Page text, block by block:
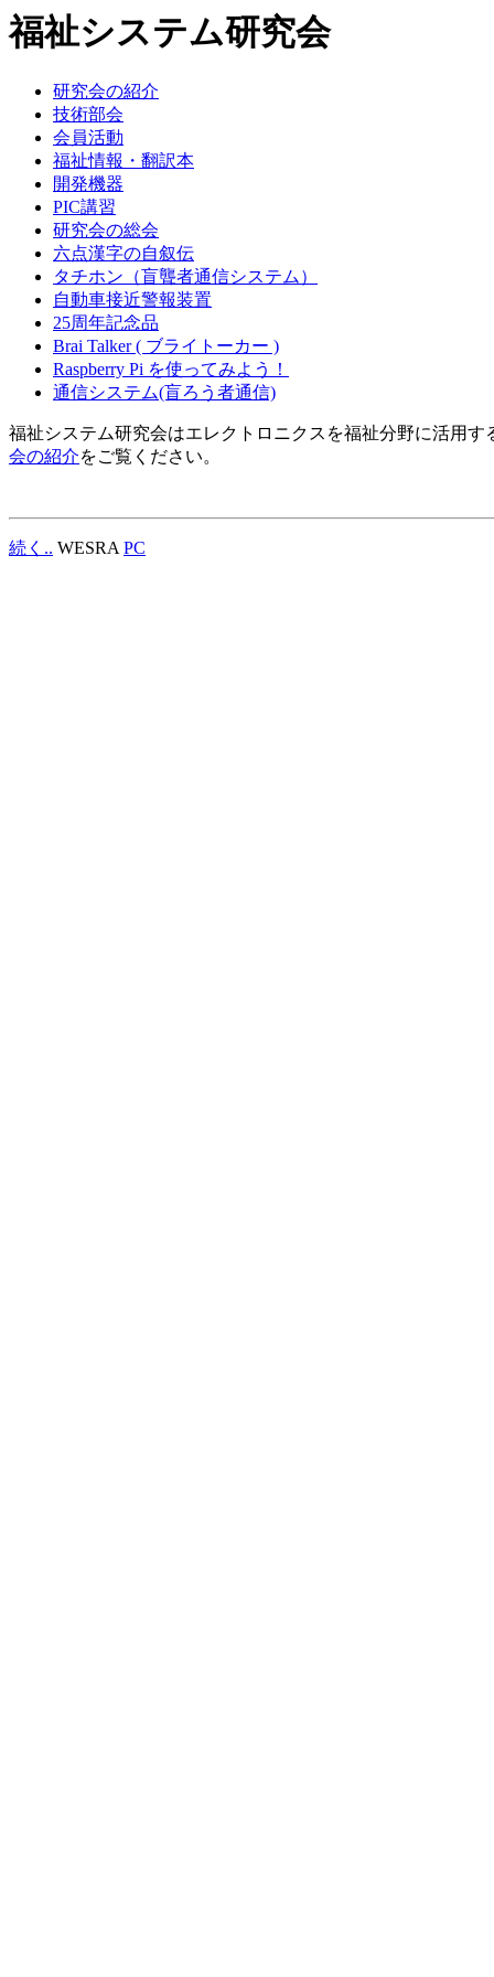
福祉システム研究会
研究会の紹介
技術部会
会員活動
福祉情報・翻訳本
開発機器
PIC講習
研究会の総会
六点漢字の自叙伝
タチホン（盲聾者通信システム）
自動車接近警報装置
25周年記念品
Brai Talker ( ブライトーカー )
Raspberry Pi を使ってみよう！
通信システム(盲ろう者通信)
福祉システム研究会はエレクトロニクスを福祉分野に活用
会の紹介をご覧ください。
続く.. WESRAPC